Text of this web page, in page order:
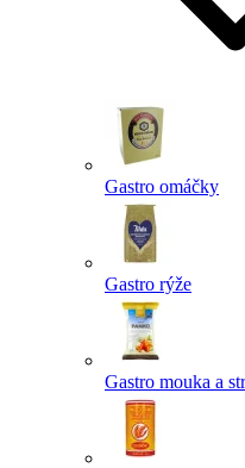
Gastro omáčky
Gastro rýže
Gastro mouka a